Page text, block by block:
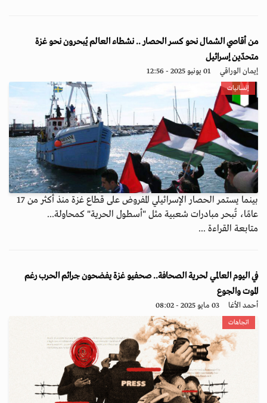
من أقاصي الشمال نحو كسر الحصار .. نشطاء العالم يُبحرون نحو غزة
متحدّين إسرائيل
إيمان الوراقي 01 يونيو 2025 - 12:56
إنسانيات
بينما يستمر الحصار الإسرائيلي المفروض على قطاع غزة منذ أكثر من 17
عامًا، تُبحر مبادرات شعبية مثل "أسطول الحرية" كمحاولة...
متابعة القراءة ...
في اليوم العالمي لحرية الصحافة.. صحفيو غزة يفضحون جرائم الحرب رغم
الموت والجوع
أحمد الأغا 03 مايو 2025 - 08:02
اتجاهات